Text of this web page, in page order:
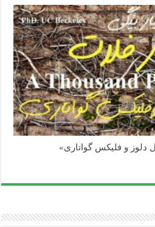
دلوز و فلیکس گواتاری»